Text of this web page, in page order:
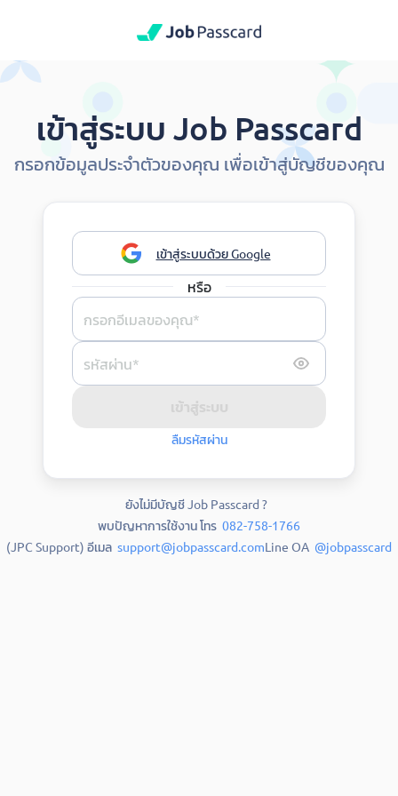
เข้าสู่ระบบ Job Passcard
กรอกข้อมูลประจำตัวของคุณ เพื่อเข้าสู่บัญชีของคุณ
เข้าสู่ระบบด้วย Google
หรือ
ลืมรหัสผ่าน
ยังไม่มีบัญชี Job Passcard ?
พบปัญหาการใช้งาน โทร 082-758-1766
(JPC Support) อีเมล support@jobpasscard.comLine OA @jobpasscard